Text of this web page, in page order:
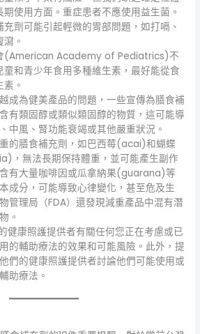
使用方面。重症患者不應使用益生菌。
劑可能引起輕微的胃部問題，如打嗝、
。
(American Academy of Pediatrics)不
童和青少年食用多種維生素，最好能從食
。
成為健美產品的問題，一些宣傳為膳食補
有類固醇或類似類固醇的物質，這可能導
中風、腎功能衰竭或其他嚴重狀況。
的膳食補充劑，如巴西莓(acai)和蝴蝶
，無法長期保持體重，並可能產生副作
有大量咖啡因或瓜拿納果(guarana)等
成分，可能導致心律變化，甚至危及生
管理局（FDA）還發現減重產品中混有潛
。
健康照護提供者有關任何您正在考慮或已
的輔助療法的效果和可能風險。此外，提
們的健康照護提供者討論他們可能使用或
助療法。